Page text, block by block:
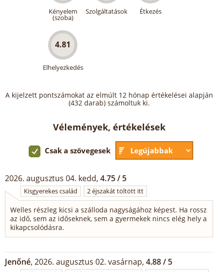
Kényelem
(szoba)
Szolgáltatások Étkezés
4.81
Elhelyezkedés
A kijelzett pontszámokat az elmúlt 12 hónap értékelései alapján
(432 darab) számoltuk ki.
Vélemények, értékelések
Csak a szövegesek
2026. augusztus 04. kedd, 4.75 / 5
Kisgyerekes család 2 éjszakát töltött itt
Welles részleg kicsi a szálloda nagyságához képest. Ha rossz
az idő, sem az időseknek, sem a gyermekek nincs elég hely a
kikapcsolódásra.
Jenőné, 2026. augusztus 02. vasárnap, 4.88 / 5